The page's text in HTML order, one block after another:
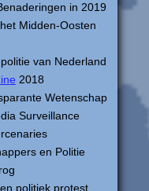
in 2019
Midden-Oosten
van Nederland
2018
Wetenschap
Surveillance
en Politie
politiek protest